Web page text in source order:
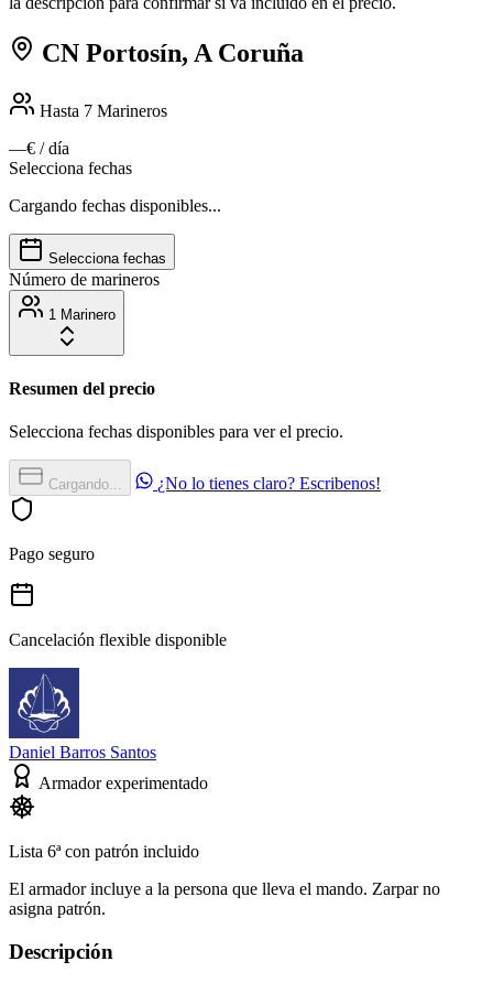
CN Portosín, A Coruña
Hasta 7 Marineros
—€ / día
Selecciona fechas
Cargando fechas disponibles...
Selecciona fechas
Número de marineros
1 Marinero
Resumen del precio
Selecciona fechas disponibles para ver el precio.
Cargando... ¿No lo tienes claro? Escribenos!
Pago seguro
Cancelación flexible disponible
Daniel Barros Santos
Armador experimentado
Lista 6ª con patrón incluido
El armador incluye a la persona que lleva el mando. Zarpar no
asigna patrón.
Descripción